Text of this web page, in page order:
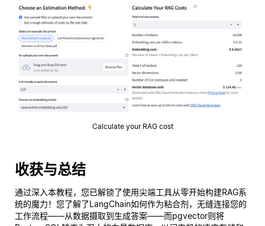
Calculate your RAG cost
收获与总结
通过深入本教程，您已解锁了使用尖端工具从零开始构建RAG系
统的魔力！您了解了LangChain如何作为粘合剂，无缝连接您的
工作流程——从数据摄取到生成答案——而pgvector则将